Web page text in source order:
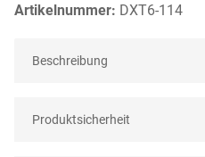
Artikelnummer: DXT6-114
Beschreibung
Produktsicherheit